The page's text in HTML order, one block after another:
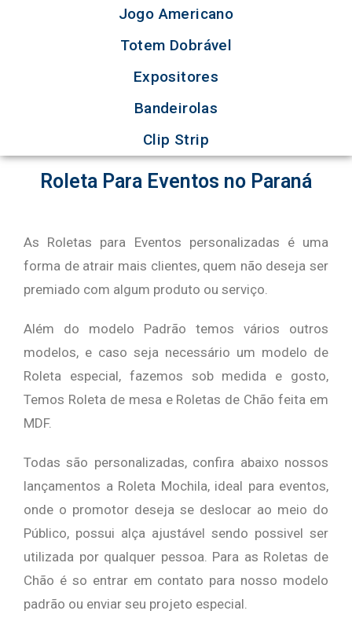
Jogo Americano
Totem Dobrável
Expositores
Bandeirolas
Clip Strip
Roleta Para Eventos no Paraná
As Roletas para Eventos personalizadas é uma
forma de atrair mais clientes, quem não deseja ser
premiado com algum produto ou serviço.
Além do modelo Padrão temos vários outros
modelos, e caso seja necessário um modelo de
Roleta especial, fazemos sob medida e gosto,
Temos Roleta de mesa e Roletas de Chão feita em
MDF.
Todas são personalizadas, confira abaixo nossos
lançamentos a Roleta Mochila, ideal para eventos,
onde o promotor deseja se deslocar ao meio do
Público, possui alça ajustável sendo possivel ser
utilizada por qualquer pessoa. Para as Roletas de
Chão é so entrar em contato para nosso modelo
padrão ou enviar seu projeto especial.